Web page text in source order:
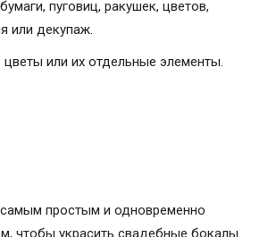
пуговиц, ракушек, цветов,
или декупаж.
цветы или их отдельные элементы.
самым простым и одновременно
чтобы украсить свадебные бокалы